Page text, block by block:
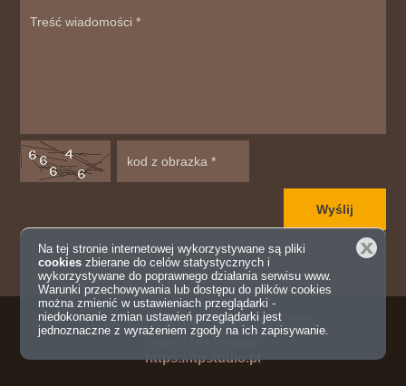
Copyright ©WANKosmos2017-2026
projekt i wykonanie
https://itpstudio.pl
Zamknij
Na tej stronie internetowej wykorzystywane są pliki
cookies zbierane do celów statystycznych i
wykorzystywane do poprawnego działania serwisu www.
Warunki przechowywania lub dostępu do plików cookies
można zmienić w ustawieniach przeglądarki -
niedokonanie zmian ustawień przeglądarki jest
jednoznaczne z wyrażeniem zgody na ich zapisywanie.